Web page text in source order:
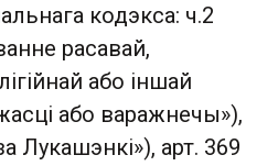
кодэкса: ч.2
расавай,
або іншай
або варажнечы»),
Лукашэнкі»), арт. 369